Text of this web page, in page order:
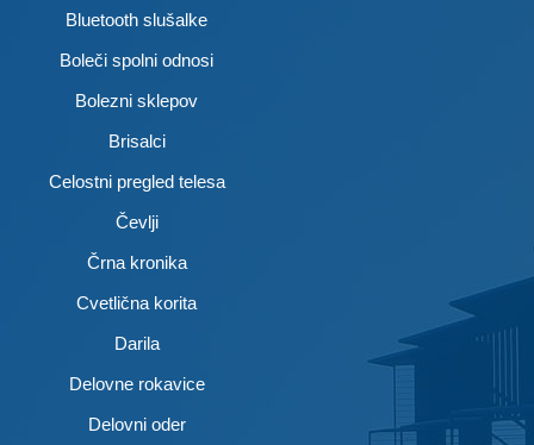
Bluetooth slušalke
Boleči spolni odnosi
Bolezni sklepov
Brisalci
Celostni pregled telesa
Čevlji
Črna kronika
Cvetlična korita
Darila
Delovne rokavice
Delovni oder